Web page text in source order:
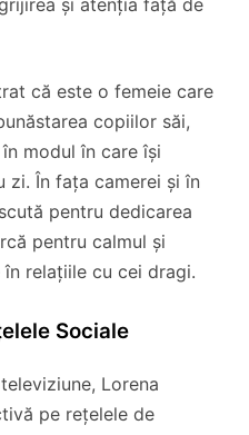
și atenția față de
că este o femeie care
copiilor săi,
modul în care își
zi. În fața camerei și în
pentru dedicarea
pentru calmul și
relațiile cu cei dragi.
Sociale
Lorena
pe rețelele de